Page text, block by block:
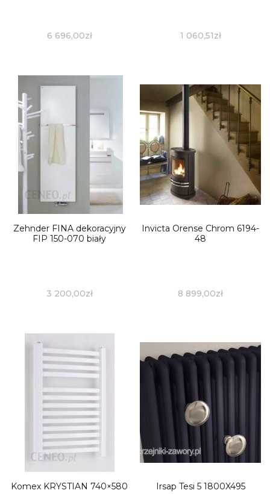
6 696,00zł 1 060,51zł
Zehnder FINA dekoracyjny
FIP 150-070 biały
3 200,00zł
Invicta Orense Chrom 6194-
48
8 899,00zł
Komex KRYSTIAN 740×580 Irsap Tesi 5 1800X495